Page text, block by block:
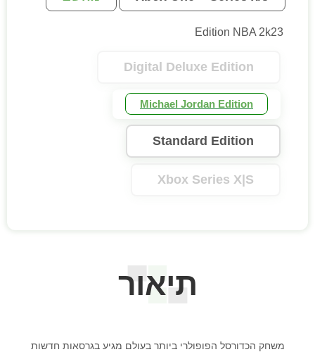
Edition NBA 2k23
Digital Deluxe Edition
Michael Jordan Edition
Standard Edition
Xbox Series X|S
תיאור
משחק הכדורסל הפופולרי ביותר בעולם מגיע בגרסאות חדשות